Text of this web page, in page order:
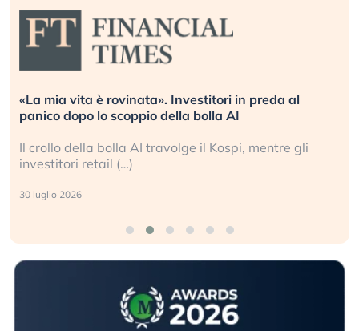
vita è rovinata». Investitori in preda al
lo scoppio della bolla AI
bolla AI travolge il Kospi, mentre gli
retail (…)
Quando
La